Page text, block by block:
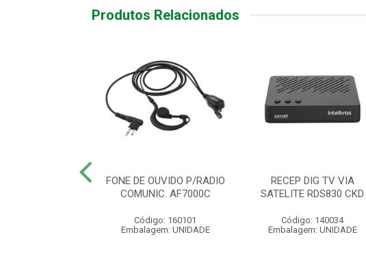
Produtos Relacionados
FONE DE OUVIDO P/RADIO
COMUNIC. AF7000C
Código: 160101
Embalagem: UNIDADE
RECEP DIG TV VIA
SATELITE RDS830 CKD
Código: 140034
Embalagem: UNIDADE